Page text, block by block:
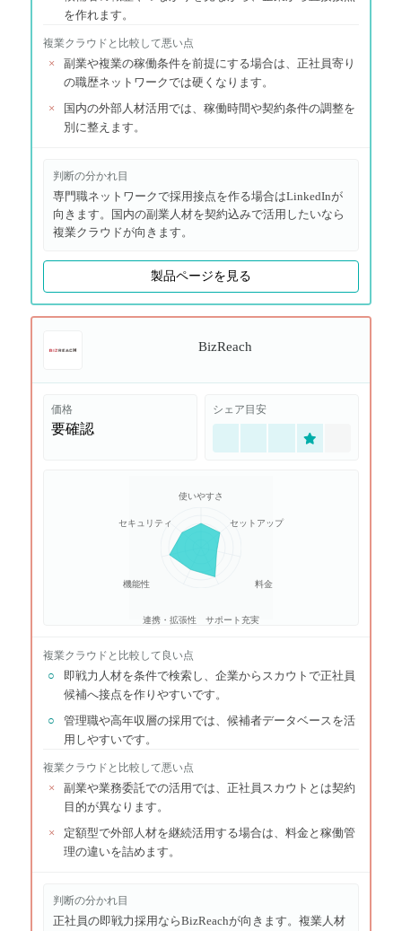
を作れます。
複業クラウド と比較して悪い点
×
副業や複業の稼働条件を前提にする場合は、正社員寄り
の職歴ネットワークでは硬くなります。
×
国内の外部人材活用では、稼働時間や契約条件の調整を
別に整えます。
判断の分かれ目
専門職ネットワークで採用接点を作る場合はLinkedInが
向きます。国内の副業人材を契約込みで活用したいなら
複業クラウドが向きます。
製品ページを見る
BizReach
価格
要確認
シェア目安
使いやすさ
セットアップ
料金
サポート充実
連携・拡張性
機能性
セキュリティ
複業クラウド と比較して良い点
○
即戦力人材を条件で検索し、企業からスカウトで正社員
候補へ接点を作りやすいです。
○
管理職や高年収層の採用では、候補者データベースを活
用しやすいです。
複業クラウド と比較して悪い点
×
副業や業務委託での活用では、正社員スカウトとは契約
目的が異なります。
×
定額型で外部人材を継続活用する場合は、料金と稼働管
理の違いを詰めます。
判断の分かれ目
正社員の即戦力採用ならBizReachが向きます。複業人材